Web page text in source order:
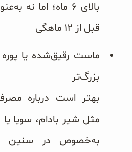
بالای ۶ ماه؛ اما
قبل از ۱۲ ماهگی
ماست رقیق‌شده یا پوره
بزرگ‌تر
بهتر است درباره
مثل شیر بادام، سویا یا
به‌خصوص در سنین